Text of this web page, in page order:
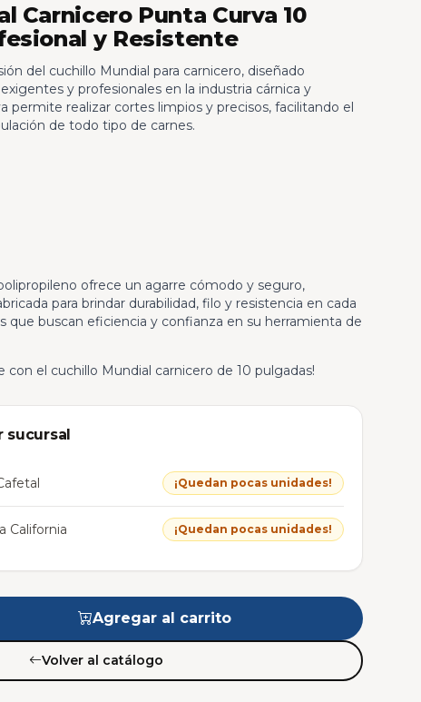
Carnicero Punta Curva 10
y Resistente
del cuchillo Mundial para carnicero, diseñado
y profesionales en la industria cárnica y
permite realizar cortes limpios y precisos, facilitando el
de todo tipo de carnes.
ofrece un agarre cómodo y seguro,
para brindar durabilidad, filo y resistencia en cada
que buscan eficiencia y confianza en su herramienta de
con el cuchillo Mundial carnicero de 10 pulgadas!
¡Quedan pocas unidades!
California ¡Quedan pocas unidades!
Agregar al carrito
Volver al catálogo